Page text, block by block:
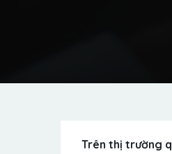
Trên thị trường